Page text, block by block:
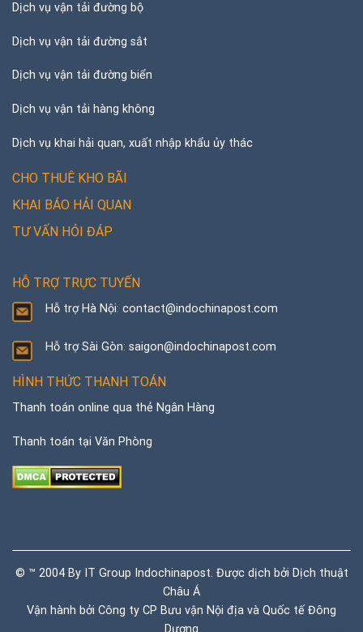
Dịch vụ vận tải đường bộ
Dịch vụ vận tải đường sắt
Dịch vụ vận tải đường biển
Dịch vụ vận tải hàng không
Dịch vụ khai hải quan, xuất nhập khẩu ủy thác
CHO THUÊ KHO BÃI
KHAI BÁO HẢI QUAN
TƯ VẤN HỎI ĐÁP
HỖ TRỢ TRỰC TUYẾN
Hỗ trợ Hà Nội: contact@indochinapost.com
Hỗ trợ Sài Gòn: saigon@indochinapost.com
HÌNH THỨC THANH TOÁN
Thanh toán online qua thẻ Ngân Hàng
Thanh toán tại Văn Phòng
© ™ 2004 By IT Group Indochinapost. Được dịch bởi Dịch thuật
Châu Á
Vận hành bởi Công ty CP Bưu vận Nội địa và Quốc tế Đông